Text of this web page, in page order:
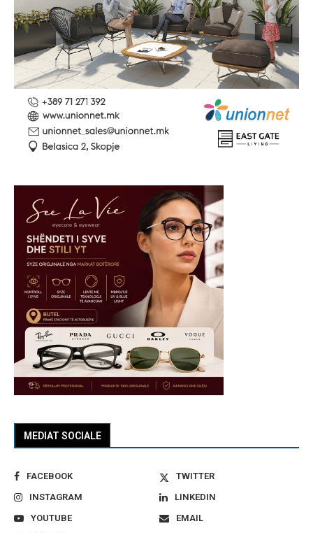
MEDIAT SOCIALE
FACEBOOK
TWITTER
INSTAGRAM
LINKEDIN
YOUTUBE
EMAIL